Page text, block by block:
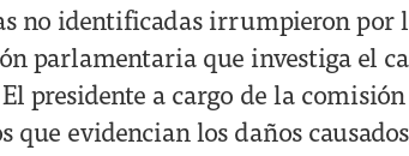
no identificadas irrumpieron por
parlamentaria que investiga el
presidente a cargo de la
que evidencian los daños